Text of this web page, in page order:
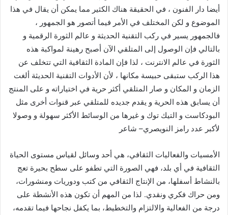
أيضا دار الفنون ، في الحقيقة هناك الكثير مما يمكن أن يقال في هذا
الموضوع و لكن المختلف في الأمر فيما أتصور هو الجمهور ،
فالجمهور يسير في ركب التقنية الحديثة و عالم الثورة الرقمية و
بالتالي فإن الوصول إلى المتلقي الآن أصبح رهينة لمواكبة هذه
الثورة في عالم الانترنت ، لذا فإن المادة الثقافية التي تتخلف عن
هذا الركب ستبقى حبيسة مكانها ، لأن الأدوات التقنية الحديثة ألغت
الزمان و المكان و صار المتلقي أكثر حرية في اختياراته و على المنتج
أن يسابق هذه الحرية و يقدم جديده للمتلقي عبر قنوات أخرى مثل
البودكاست و التيك توك و غيرها من الوسائط الأكثر سهولة و وصولا
لأكبر عدد رامز النويصري– شاعر
الأمسيات والفعاليات الثقافي، هي أحد وسائل لقياس مستوى الحياة
الثقافية في أي بلد، فهي الصورة التي تطفو على سطح بحيرة تعج
بالنشاط أسفلها، من الإنتاج الثقافي من كتب ودوريات ومنشورات،
ومن حراك فكري ونقدي. لذا من المهم أن تكون هذه الأنشطة على
درجة من الفعالية والالتزام والتخطيط، بما يكفل نجاحها فيما تقدمه،